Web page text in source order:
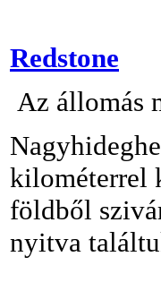
Redstone
Az állomás
kilométerrel
földből
nyitva